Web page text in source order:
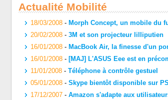
Actualité Mobilité
18/03/2008- Morph Concept, un mobile du
20/02/2008- 3M et son projecteur lilliputien
16/01/2008- MacBook Air, la finesse d'un
16/01/2008- [MAJ] L'ASUS Eee est en
11/01/2008- Téléphone à contrôle gestuel
05/01/2008- Skype bientôt disponible sur
17/12/2007- Amazon s'adapte aux